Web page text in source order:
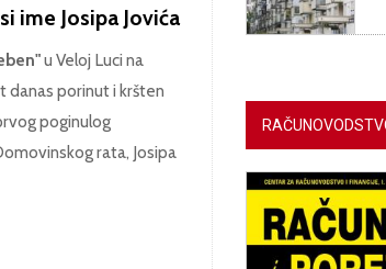
ime Josipa Jovića
u Veloj Luci na
danas porinut i kršten
poginulog
rata, Josipa